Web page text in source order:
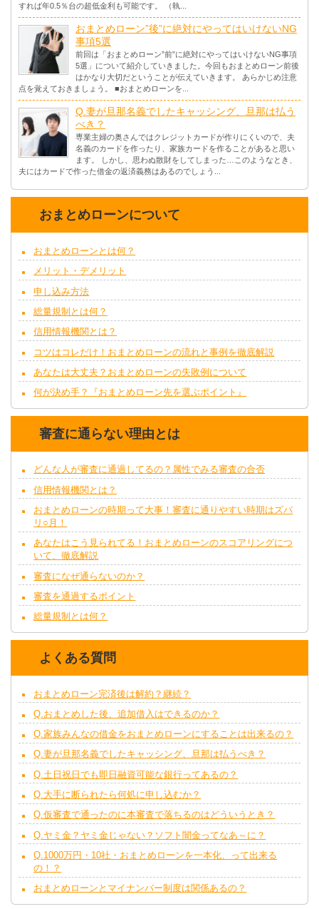
すれば年0.5％台の超低金利も可能です。 （執...
おまとめローン”後”に絶対にやってはいけないNG
事項5選
前回は「おまとめローン”前”に絶対にやってはいけないNG事項
5選」について紹介していきました。今回もおまとめローン前後
はかなり大切だということが伝えていきます。 あらかじめ注意
点を覚えておきましょう。 ■おまとめローンを...
Q.妻が旦那名義でしたキャッシング、旦那は払う
べき？
専業主婦の奥さんではクレジットカードが作りにくいので、夫
名義のカードを作ったり、家族カードを作ることがあると思い
ます。 しかし、思わぬ散財をしてしまった…このようなとき、
夫にはカードで作った借金の返済義務はあるのでしょう...
おまとめローンについて
おまとめローンとは何？
メリット・デメリット
申し込み方法
総量規制とは何？
信用情報機関とは？
コツはコレだけ！おまとめローンの流れと事例を徹底解説
あなたは大丈夫？おまとめローンの失敗例について
何が決め手？『おまとめローン先を選ぶポイント』
審査に通らない理由とは
どんな人が審査に通過してるの？属性でみる審査の合否
信用情報機関とは？
おまとめローンの時期って大事！審査に通りやすい時期はズバ
リ○月！
あなたはこう見られてる！おまとめローンのスコアリングにつ
いて、徹底解説
審査になぜ通らないのか？
審査を通過するポイント
総量規制とは何？
よくある質問
おまとめローン完済後は解約？継続？
Q.おまとめした後、追加借入はできるのか？
Q.家族みんなの借金をおまとめローンにすることは出来るの？
Q.妻が旦那名義でしたキャッシング、旦那は払うべき？
Q.土日祝日でも即日融資可能な銀行ってあるの？
Q.大手に断られたら何処に申し込むか？
Q.仮審査で通ったのに本審査で落ちるのはどういうとき？
Q.ヤミ金？ヤミ金じゃない？ソフト闇金ってなあ～に？
Q.1000万円・10社・おまとめローンを一本化、って出来る
の！？
おまとめローンとマイナンバー制度は関係あるの？